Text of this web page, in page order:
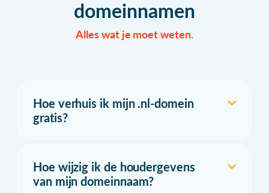
domeinnamen
Alles wat je moet weten.
Hoe verhuis ik mijn .nl-domein
gratis?
Hoe wijzig ik de houdergevens
van mijn domeinnaam?